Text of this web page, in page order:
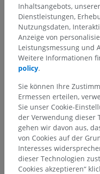
Galerie
Inhaltsangebots,
Dienstleistungen,
Nutzungsdaten,
Anzeige von
Leistungsmessung und
Weitere Informationen
policy.
Sie können Ihre
Ermessen erteilen,
Sie unser Cookie-
der Verwendung dieser
gehen wir davon aus,
von Cookies auf der
Interesses
dieser Technologien
Cookies akzeptieren“